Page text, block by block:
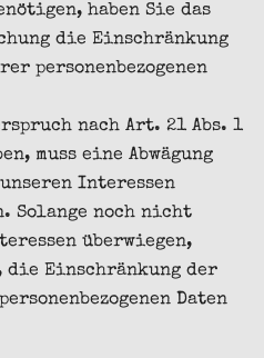
haben Sie das
die Einschränkung
personenbezogenen
nach Art. 21 Abs. 1
muss eine Abwägung
Interessen
Solange noch nicht
überwiegen,
die Einschränkung der
Daten